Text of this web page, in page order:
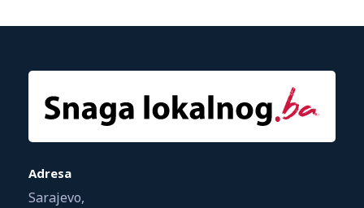
Adresa
Sarajevo,